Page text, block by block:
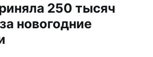
250 тысяч
новогодние